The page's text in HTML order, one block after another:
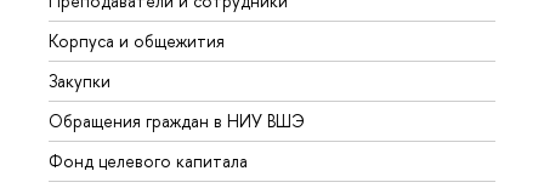
Корпуса и общежития
Закупки
Обращения граждан в НИУ ВШЭ
Фонд целевого капитала